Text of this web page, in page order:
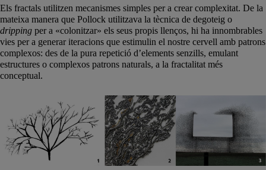
Els fractals utilitzen mecanismes simples per a crear complexitat. De la
mateixa manera que Pollock utilitzava la tècnica de degoteig o
dripping per a «colonitzar» els seus propis llenços, hi ha innombrables
vies per a generar iteracions que estimulin el nostre cervell amb patrons
complexos: des de la pura repetició d’elements senzills, emulant
estructures o complexos patrons naturals, a la fractalitat més
conceptual.